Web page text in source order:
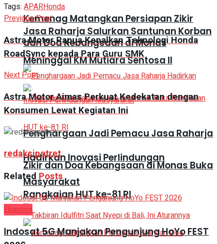
Kemenag Matangkan Persiapan Zikir
dan Doa Kebangsaan di Monas
Penghargaan Jadi Pemacu Jasa Raharja
Hadirkan Inovasi Perlindungan
Masyarakat
Jasa Raharja Salurkan Santunan Korban
Meninggal KM Mutiara Sentosa II
Zikir dan Doa Kebangsaan di Monas Buka
Rangkaian HUT ke-81 RI
Tags: APARHonda
Previous Post
Astra Motor Papua Kenalkan Teknologi Honda
RoadSync kepada Para Guru SMK
Next Post
Astra Motor Aimas Perkuat Kedekatan dengan
Konsumen Lewat Kegiatan Ini
redaksipotret
RelatedPosts
Ekonomi
Indosat 5G Manjakan Pengunjung HoYo FEST